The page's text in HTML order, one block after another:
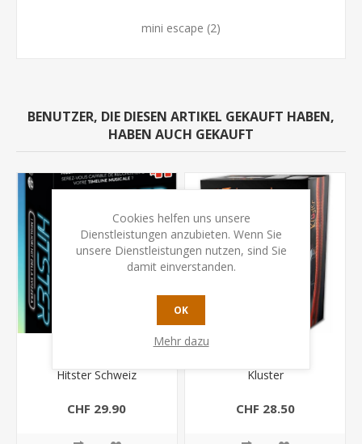
mini escape (2)
BENUTZER, DIE DIESEN ARTIKEL GEKAUFT HABEN,
HABEN AUCH GEKAUFT
Hitster Schweiz
CHF 29.90
Kluster
CHF 28.50
Cookies helfen uns unsere
Dienstleistungen anzubieten. Wenn Sie
unsere Dienstleistungen nutzen, sind Sie
damit einverstanden.
OK
Mehr dazu